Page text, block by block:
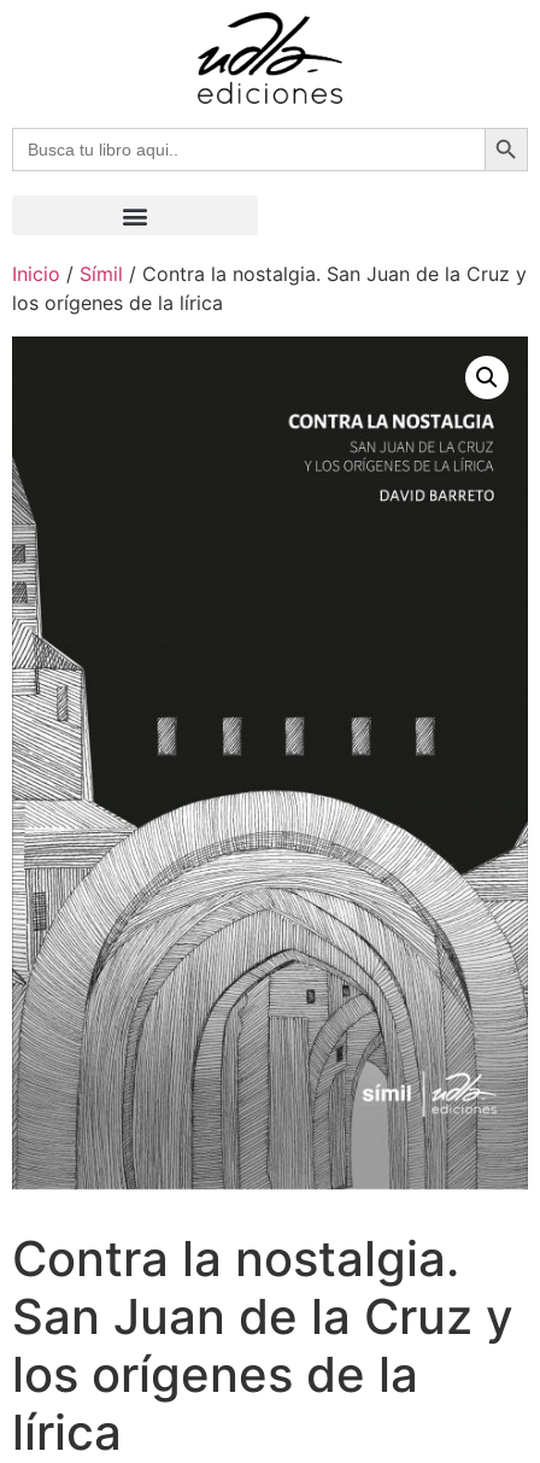
Buscar:
Inicio / Símil / Contra la nostalgia. San Juan de la Cruz y
los orígenes de la lírica
Contra la nostalgia.
San Juan de la Cruz y
los orígenes de la
lírica